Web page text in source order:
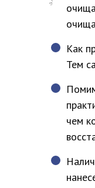
Как
Тем
чем